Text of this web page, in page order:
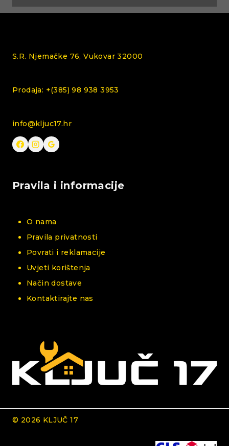
S.R. Njemačke 76, Vukovar 32000
Prodaja: +(385) 98 938 3953
info@kljuc17.hr
Pravila i informacije
O nama
Pravila privatnosti
Povrati i reklamacije
Uvjeti korištenja
Način dostave
Kontaktirajte nas
© 2026 KLJUČ 17